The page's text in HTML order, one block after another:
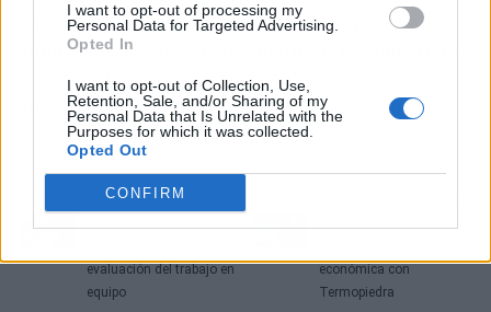
I want to opt-out of processing my
Personal Data for Targeted Advertising.
Opted In
I want to opt-out of Collection, Use,
Retention, Sale, and/or Sharing of my
Personal Data that Is Unrelated with the
Purposes for which it was collected.
Opted Out
CONFIRM
Applivery, las empresas pueden ejercer una
mejor gestión de sus dispositivos corporativos
y sus aplicaciones. Esto resulta beneficioso y
más seguro, tanto para los empleados como
para las compañías.
Artículo anterior
evaluación del trabajo en
equipo
económica con
Termopiedra